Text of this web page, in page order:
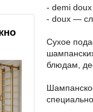
- demi
- doux —
Сухое
блюдам,